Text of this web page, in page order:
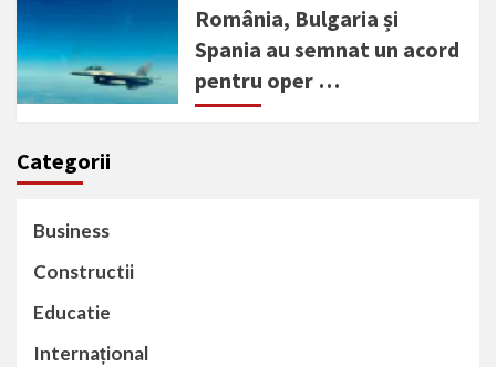
România, Bulgaria și
Spania au semnat un acord
pentru oper …
Categorii
Business
Constructii
Educatie
Internațional